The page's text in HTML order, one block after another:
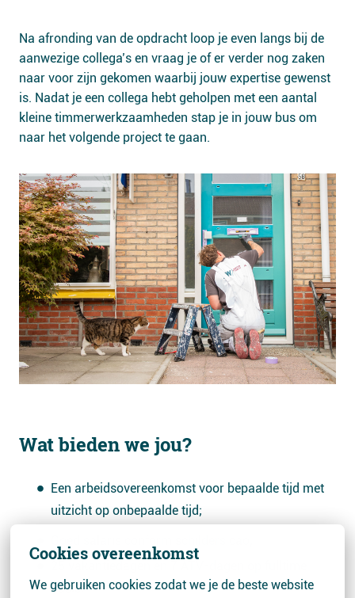
Cookies overeenkomst
We gebruiken cookies zodat we je de beste website
Na afronding van de opdracht loop je even langs bij de
aanwezige collega’s en vraag je of er verder nog zaken
naar voor zijn gekomen waarbij jouw expertise gewenst
is. Nadat je een collega hebt geholpen met een aantal
kleine timmerwerkzaamheden stap je in jouw bus om
naar het volgende project te gaan.
Wat bieden we jou?
Een arbeidsovereenkomst voor bepaalde tijd met
uitzicht op onbepaalde tijd;
basis;